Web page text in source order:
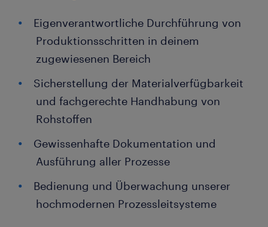
Eigenverantwortliche Durchführung von
Produktionsschritten in deinem
zugewiesenen Bereich
Sicherstellung der Materialverfügbarkeit
und fachgerechte Handhabung von
Rohstoffen
Gewissenhafte Dokumentation und
Ausführung aller Prozesse
Bedienung und Überwachung unserer
hochmodernen Prozessleitsysteme